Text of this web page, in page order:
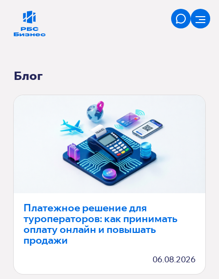
Блог
Платежное решение для
туроператоров: как принимать
оплату онлайн и повышать
продажи
06.08.2026